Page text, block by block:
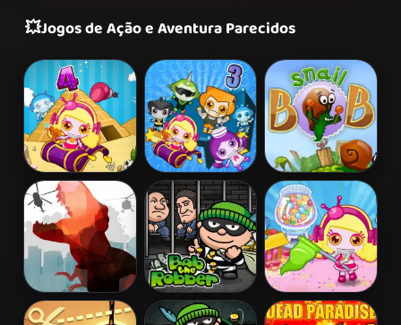
💥Jogos de Ação e Aventura Parecidos
Bomb It 4 Bomb It 3 Snail Bob 2
L. A. Rex Bob The Bomb It 5